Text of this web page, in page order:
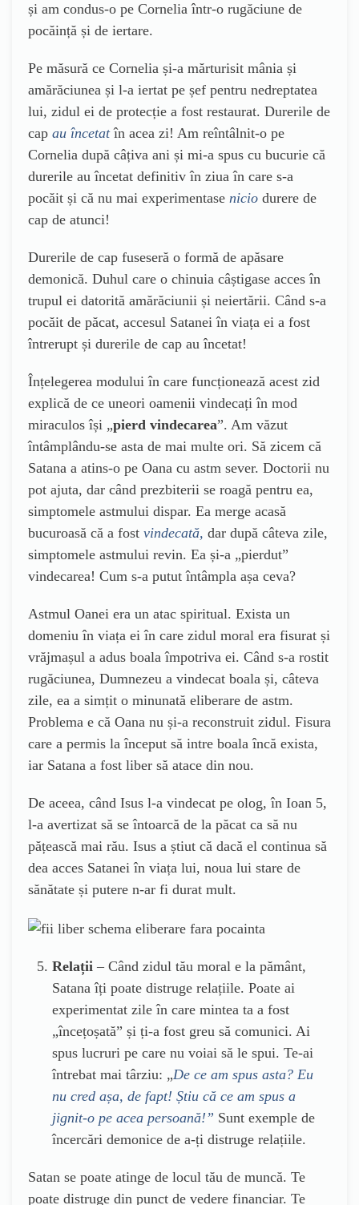
și am condus-o pe Cornelia într-o rugăciune de
pocăință și de iertare.
Pe măsură ce Cornelia și-a mărturisit mânia și
amărăciunea și l-a iertat pe șef pentru nedreptatea
lui, zidul ei de protecție a fost restaurat. Durerile de
cap au încetatîn acea zi! Am reîntâlnit-o pe
Cornelia după câțiva ani și mi-a spus cu bucurie că
durerile au încetat definitiv în ziua în care s-a
pocăit și că nu mai experimentase nicio durere de
cap de atunci!
Durerile de cap fuseseră o formă de apăsare
demonică. Duhul care o chinuia câștigase acces în
trupul ei datorită amărăciunii și neiertării. Când s-a
pocăit de păcat, accesul Satanei în viața ei a fost
întrerupt și durerile de cap au încetat!
Înțelegerea modului în care funcționează acest zid
explică de ce uneori oamenii vindecați în mod
miraculos își „pierd vindecarea”. Am văzut
întâmplându-se asta de mai multe ori. Să zicem că
Satana a atins-o pe Oana cu astm sever. Doctorii nu
pot ajuta, dar când prezbiterii se roagă pentru ea,
simptomele astmului dispar. Ea merge acasă
bucuroasă că a fost vindecată, dar după câteva zile,
simptomele astmului revin. Ea și-a „pierdut”
vindecarea! Cum s-a putut întâmpla așa ceva?
Astmul Oanei era un atac spiritual. Exista un
domeniu în viața ei în care zidul moral era fisurat și
vrăjmașul a adus boala împotriva ei. Când s-a rostit
rugăciunea, Dumnezeu a vindecat boala și, câteva
zile, ea a simțit o minunată eliberare de astm.
Problema e că Oana nu și-a reconstruit zidul. Fisura
care a permis la început să intre boala încă exista,
iar Satana a fost liber să atace din nou.
De aceea, când Isus l-a vindecat pe olog, în Ioan 5,
l-a avertizat să se întoarcă de la păcat ca să nu
pățească mai rău. Isus a știut că dacă el continua să
dea acces Satanei în viața lui, noua lui stare de
sănătate și putere n-ar fi durat mult.
Relații – Când zidul tău moral e la pământ,
Satana îți poate distruge relațiile. Poate ai
experimentat zile în care mintea ta a fost
„încețoșată” și ți-a fost greu să comunici. Ai
spus lucruri pe care nu voiai să le spui. Te-ai
întrebat mai târziu: „De ce am spus asta? Eu
nu cred așa, de fapt! Știu că ce am spus a
jignit-o pe acea persoană!” Sunt exemple de
încercări demonice de a-ți distruge relațiile.
Satan se poate atinge de locul tău de muncă. Te
poate distruge din punct de vedere financiar. Te